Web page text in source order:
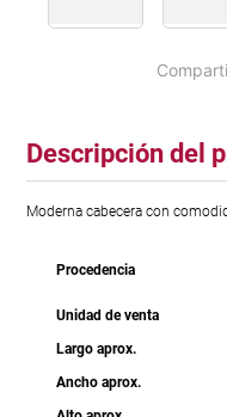
Descripción del
Moderna cabecera con
Procedencia
Unidad de venta
Largo aprox.
Ancho aprox.